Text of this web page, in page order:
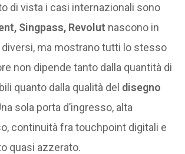
di vista i casi internazionali sono
Singpass, Revolut nascono in
ma mostrano tutti lo stesso
non dipende tanto dalla quantità di
quanto dalla qualità del disegno
sola porta d’ingresso, alta
continuità fra touchpoint digitali e
quasi azzerato.